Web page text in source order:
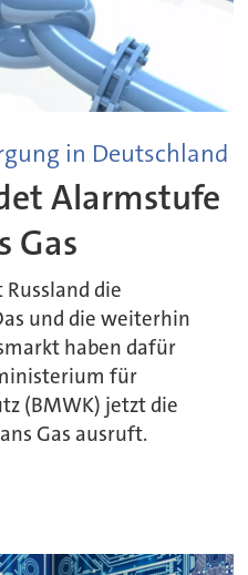
in Deutschland
Alarmstufe
Gas
die
und die weiterhin
haben dafür
für
(BMWK) jetzt die
Gas ausruft.